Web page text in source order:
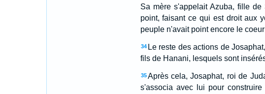
Sa mère s'appelait Azuba, fille de
point, faisant ce qui est droit aux
peuple n'avait point encore le
34 Le reste des actions de
fils de Hanani, lesquels sont
35 Après cela, Josaphat, roi de
s'associa avec lui pour